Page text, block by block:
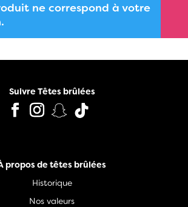
ne correspond à votre
Suivre Têtes brûlées
propos de têtes brûlées
Historique
Nos valeurs